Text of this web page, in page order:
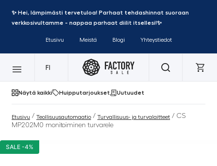
✨ Hei, lämpimästi tervetuloa! Parhaat tehdashinnat suoraan
verkkosivultamme - nappaa parhaat diilit itsellesi!✨
Etusivu Meistä Blogi Yhteystiedot
FI
Näytä kaikki Huipputarjoukset Uutuudet
Etusivu / Teollisuusautomaatio / Turvallisuus- ja turvalaitteet / CS
MP202M0 monitoiminen turvarele
SALE -4%